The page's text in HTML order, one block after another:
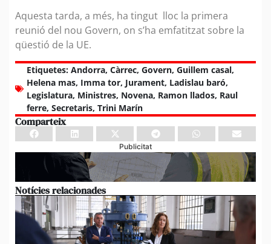
Aquesta tarda, a més, ha tingut lloc la primera
reunió del nou Govern, on s’ha emfatitzat sobre la
qüestió de la UE.
Etiquetes: Andorra, Càrrec, Govern, Guillem casal,
Helena mas, Imma tor, Jurament, Ladislau baró,
Legislatura, Ministres, Novena, Ramon llados, Raul
ferre, Secretaris, Trini Marín
Comparteix
Publicitat
Notícies relacionades